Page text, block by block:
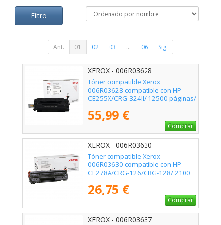
Filtro
Ant. 01 02 03 ... 06 Sig.
XEROX - 006R03628
Tóner compatible Xerox
006R03628 compatible con HP
CE255X/CRG-324II/ 12500 páginas/
55,99 €
Comprar
XEROX - 006R03630
Tóner compatible Xerox
006R03630 compatible con HP
CE278A/CRG-126/CRG-128/ 2100
26,75 €
Comprar
XEROX - 006R03637